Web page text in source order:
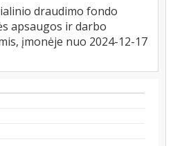
draudimo fondo
apsaugos ir darbo
įmonėje nuo 2024-12-17